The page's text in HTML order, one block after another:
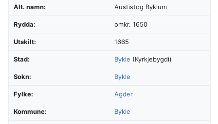
Alt. namn: Austistog Byklum
Rydda: omkr. 1650
Utskilt: 1665
Stad: Bykle (Kyrkjebygdi)
Sokn: Bykle
Fylke: Agder
Kommune: Bykle